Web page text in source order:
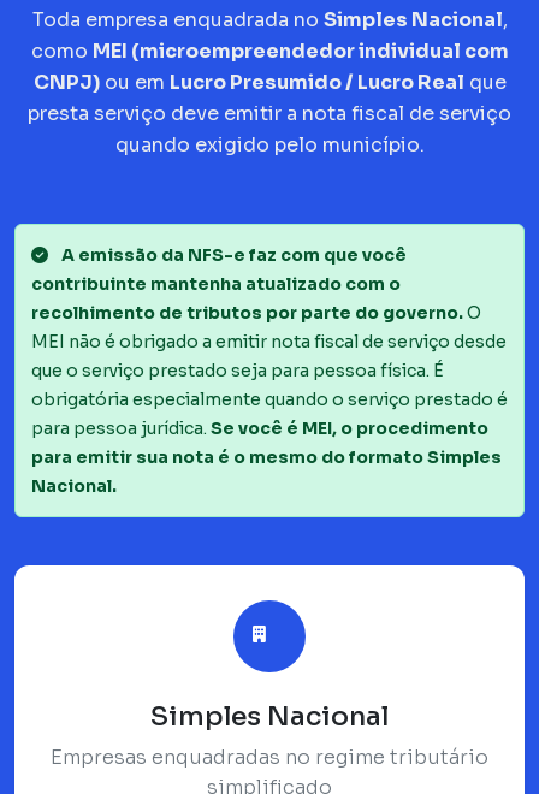
Toda empresa enquadrada no Simples Nacional,
como MEI (microempreendedor individual com
CNPJ)ou em Lucro Presumido / Lucro Real que
presta serviço deve emitir a nota fiscal de serviço
quando exigido pelo município.
A emissão da NFS-e faz com que você
contribuinte mantenha atualizado com o
recolhimento de tributos por parte do governo.O
MEI não é obrigado a emitir nota fiscal de serviço desde
que o serviço prestado seja para pessoa física. É
obrigatória especialmente quando o serviço prestado é
para pessoa jurídica. Se você é MEI, o procedimento
para emitir sua nota é o mesmo do formato Simples
Nacional.
Simples Nacional
Empresas enquadradas no regime tributário
simplificado